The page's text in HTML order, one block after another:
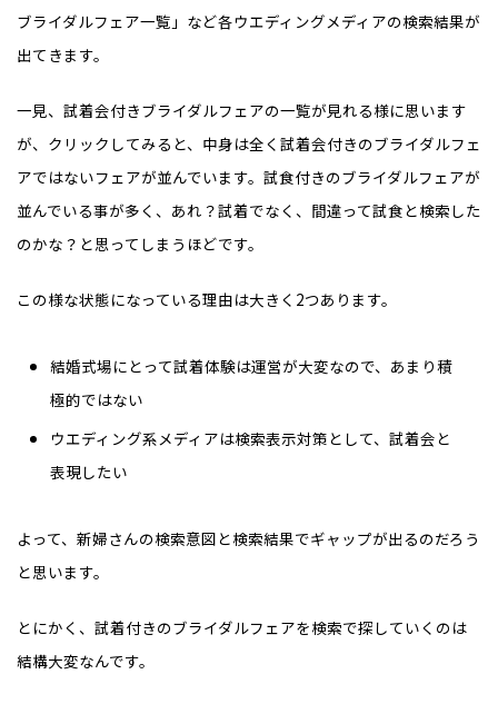
ブライダルフェア一覧」など各ウエディングメディアの検索結果が
出てきます。
一見、試着会付きブライダルフェアの一覧が見れる様に思います
が、クリックしてみると、中身は全く試着会付きのブライダルフェ
アではないフェアが並んでいます。試食付きのブライダルフェアが
並んでいる事が多く、あれ？試着でなく、間違って試食と検索した
のかな？と思ってしまうほどです。
この様な状態になっている理由は大きく2つあります。
結婚式場にとって試着体験は運営が大変なので、あまり積
極的ではない
ウエディング系メディアは検索表示対策として、試着会と
表現したい
よって、新婦さんの検索意図と検索結果でギャップが出るのだろう
と思います。
とにかく、試着付きのブライダルフェアを検索で探していくのは
結構大変なんです。